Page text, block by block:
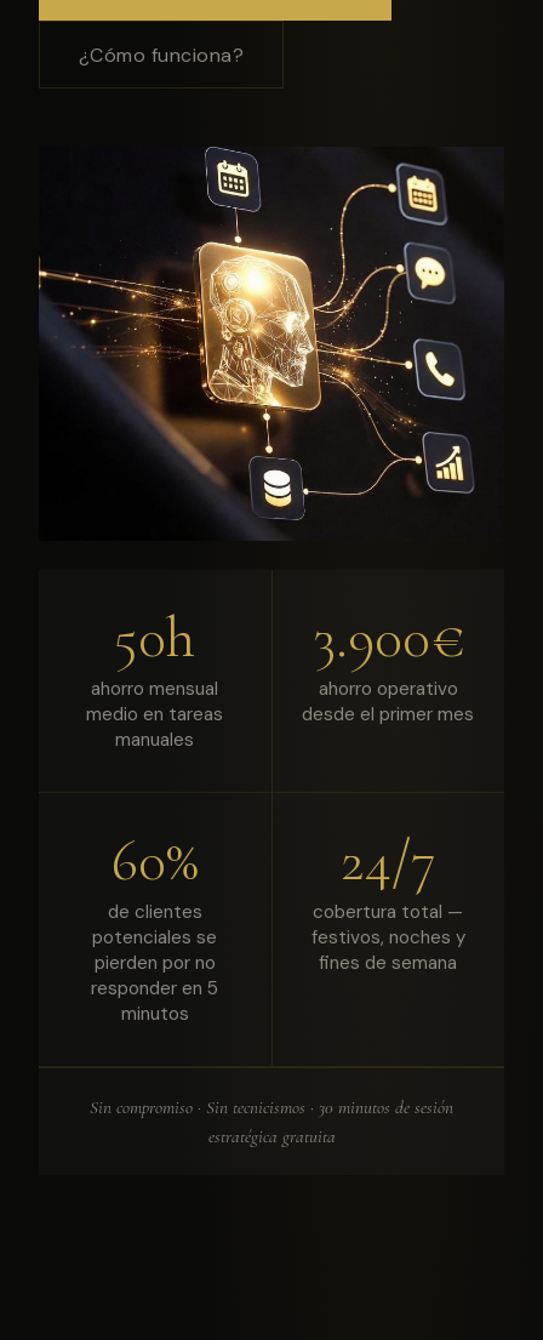
¿Cómo funciona?
50h
ahorro mensual
medio en tareas
manuales
3.900€
ahorro operativo
desde el primer mes
60%
de clientes
potenciales se
pierden por no
responder en 5
minutos
24/7
cobertura total —
festivos, noches y
fines de semana
Sin compromiso · Sin tecnicismos · 30 minutos de sesión
estratégica gratuita